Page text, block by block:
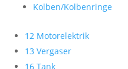
Kolben/Kolbenringe
12 Motorelektrik
13 Vergaser
16 Tank